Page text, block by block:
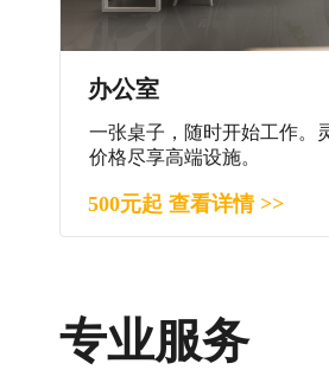
办公室
一张桌子，随时开始工作。
价格尽享高端设施。
500元起 查看详情 >>
专业服务